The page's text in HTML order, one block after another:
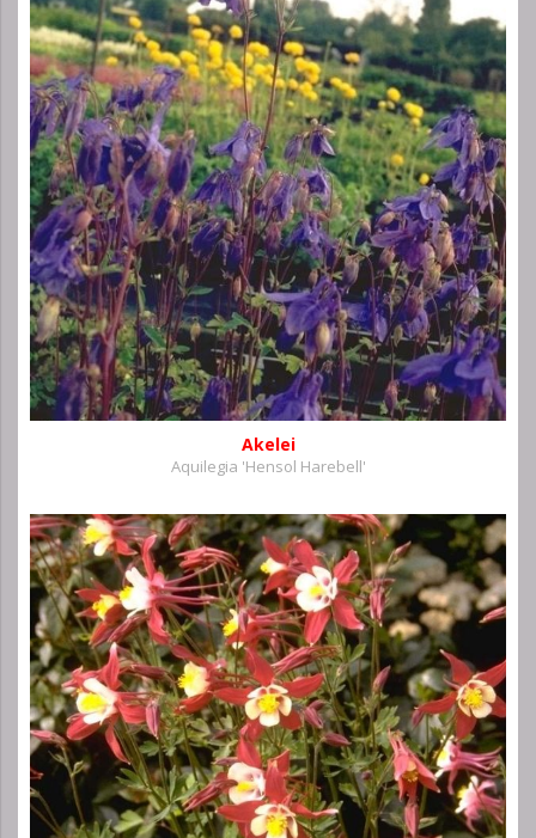
Akelei
Aquilegia 'Hensol Harebell'